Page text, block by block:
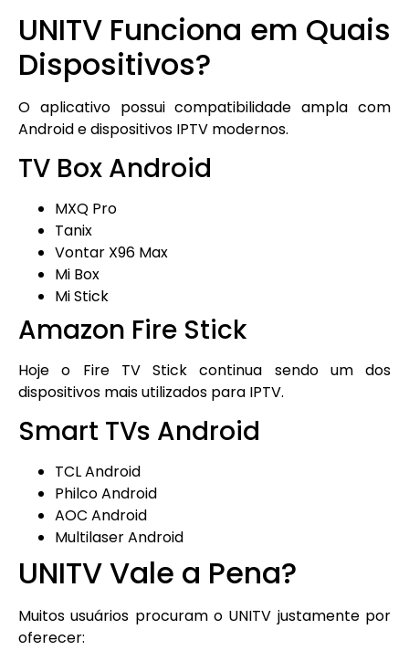
UNITV Funciona em Quais
Dispositivos?
O aplicativo possui compatibilidade ampla com
Android e dispositivos IPTV modernos.
TV Box Android
MXQ Pro
Tanix
Vontar X96 Max
Mi Box
Mi Stick
Amazon Fire Stick
Hoje o Fire TV Stick continua sendo um dos
dispositivos mais utilizados para IPTV.
Smart TVs Android
TCL Android
Philco Android
AOC Android
Multilaser Android
UNITV Vale a Pena?
Muitos usuários procuram o UNITV justamente por
oferecer: